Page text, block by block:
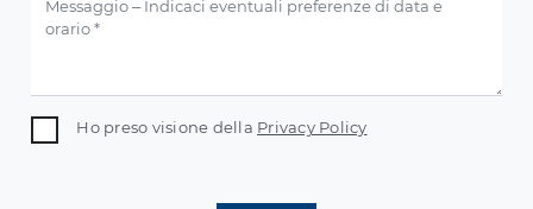
Ho preso visione della Privacy Policy